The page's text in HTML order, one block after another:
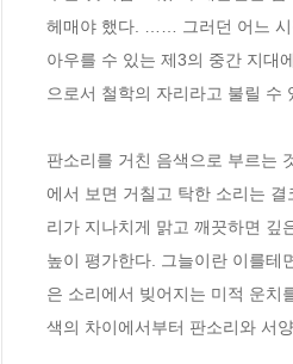
헤매야 했다. …… 그러던 어느 시
아우를 수 있는 제3의 중간 지대
으로서 철학의 자리라고 불릴 수
판소리를 거친 음색으로 부르는
에서 보면 거칠고 탁한 소리는
리가 지나치게 맑고 깨끗하면 깊
높이 평가한다. 그늘이란 이를테
은 소리에서 빚어지는 미적 운치
색의 차이에서부터 판소리와 서